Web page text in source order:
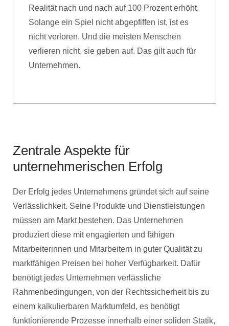
Realität nach und nach auf 100 Prozent erhöht.
Solange ein Spiel nicht abgepfiffen ist, ist es
nicht verloren. Und die meisten Menschen
verlieren nicht, sie geben auf. Das gilt auch für
Unternehmen.
Zentrale Aspekte für
unternehmerischen Erfolg
Der Erfolg jedes Unternehmens gründet sich auf seine
Verlässlichkeit. Seine Produkte und Dienstleistungen
müssen am Markt bestehen. Das Unternehmen
produziert diese mit engagierten und fähigen
Mitarbeiterinnen und Mitarbeitern in guter Qualität zu
marktfähigen Preisen bei hoher Verfügbarkeit. Dafür
benötigt jedes Unternehmen verlässliche
Rahmenbedingungen, von der Rechtssicherheit bis zu
einem kalkulierbaren Marktumfeld, es benötigt
funktionierende Prozesse innerhalb einer soliden Statik,